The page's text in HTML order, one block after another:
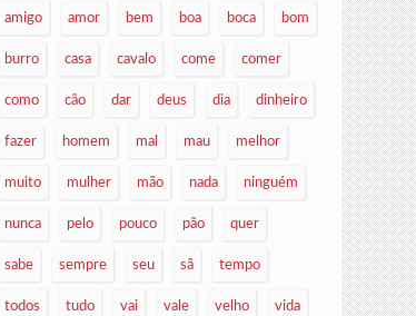
amigo amor bem boa boca bom
burro casa cavalo come comer
como cão dar deus dia dinheiro
fazer homem mal mau melhor
muito mulher mão nada ninguém
nunca pelo pouco pão quer
sabe sempre seu sã tempo
todos tudo vai vale velho vida